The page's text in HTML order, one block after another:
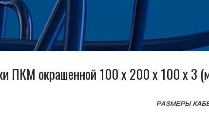
ПКМ окрашенной 100 x 200 x 100 x 3